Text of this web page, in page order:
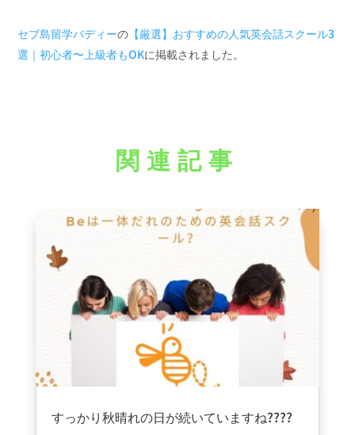
セブ島留学バディーの 【厳選】おすすめの人気英会話スクール3
選｜初心者〜上級者もOKに掲載されました。
関連記事
すっかり秋晴れの日が続いていますね????